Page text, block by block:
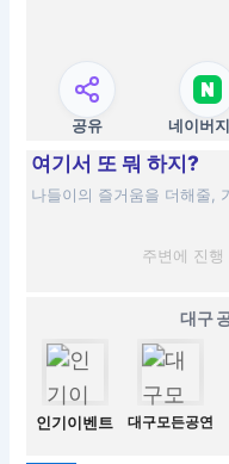
공유 네이버
여기서 또 뭐 하지?
나들이의 즐거움을 더해줄,
주변에 진
대구
인기이벤트 대구모든공연